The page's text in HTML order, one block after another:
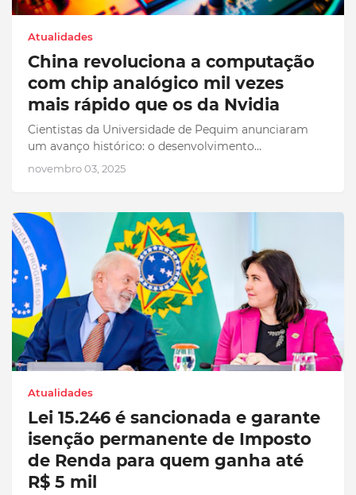
Atualidades
China revoluciona a computação
com chip analógico mil vezes
mais rápido que os da Nvidia
Cientistas da Universidade de Pequim anunciaram
um avanço histórico: o desenvolvimento…
novembro 03, 2025
Atualidades
Lei 15.246 é sancionada e garante
isenção permanente de Imposto
de Renda para quem ganha até
R$ 5 mil